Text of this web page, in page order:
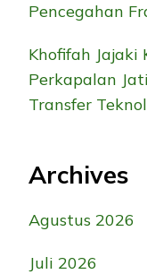
Pencegahan
Khofifah Jajaki
Perkapalan
Transfer
Archives
Agustus 2026
Juli 2026